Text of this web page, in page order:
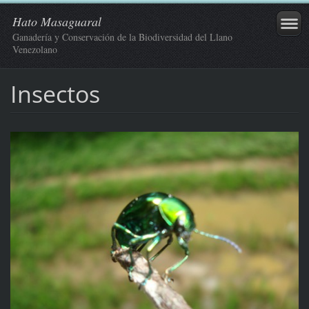
Hato Masaguaral
Ganadería y Conservación de la Biodiversidad del Llano
Venezolano
Insectos